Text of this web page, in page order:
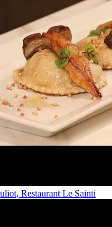
Restaurant Le Sainti